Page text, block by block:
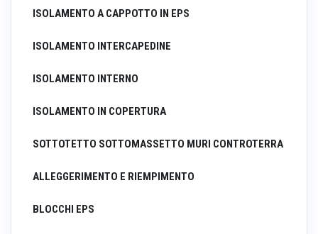
ISOLAMENTO A CAPPOTTO IN EPS
ISOLAMENTO INTERCAPEDINE
ISOLAMENTO INTERNO
ISOLAMENTO IN COPERTURA
SOTTOTETTO SOTTOMASSETTO MURI CONTROTERRA
ALLEGGERIMENTO E RIEMPIMENTO
BLOCCHI EPS